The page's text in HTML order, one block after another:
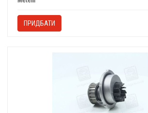
ПРИДБАТИ